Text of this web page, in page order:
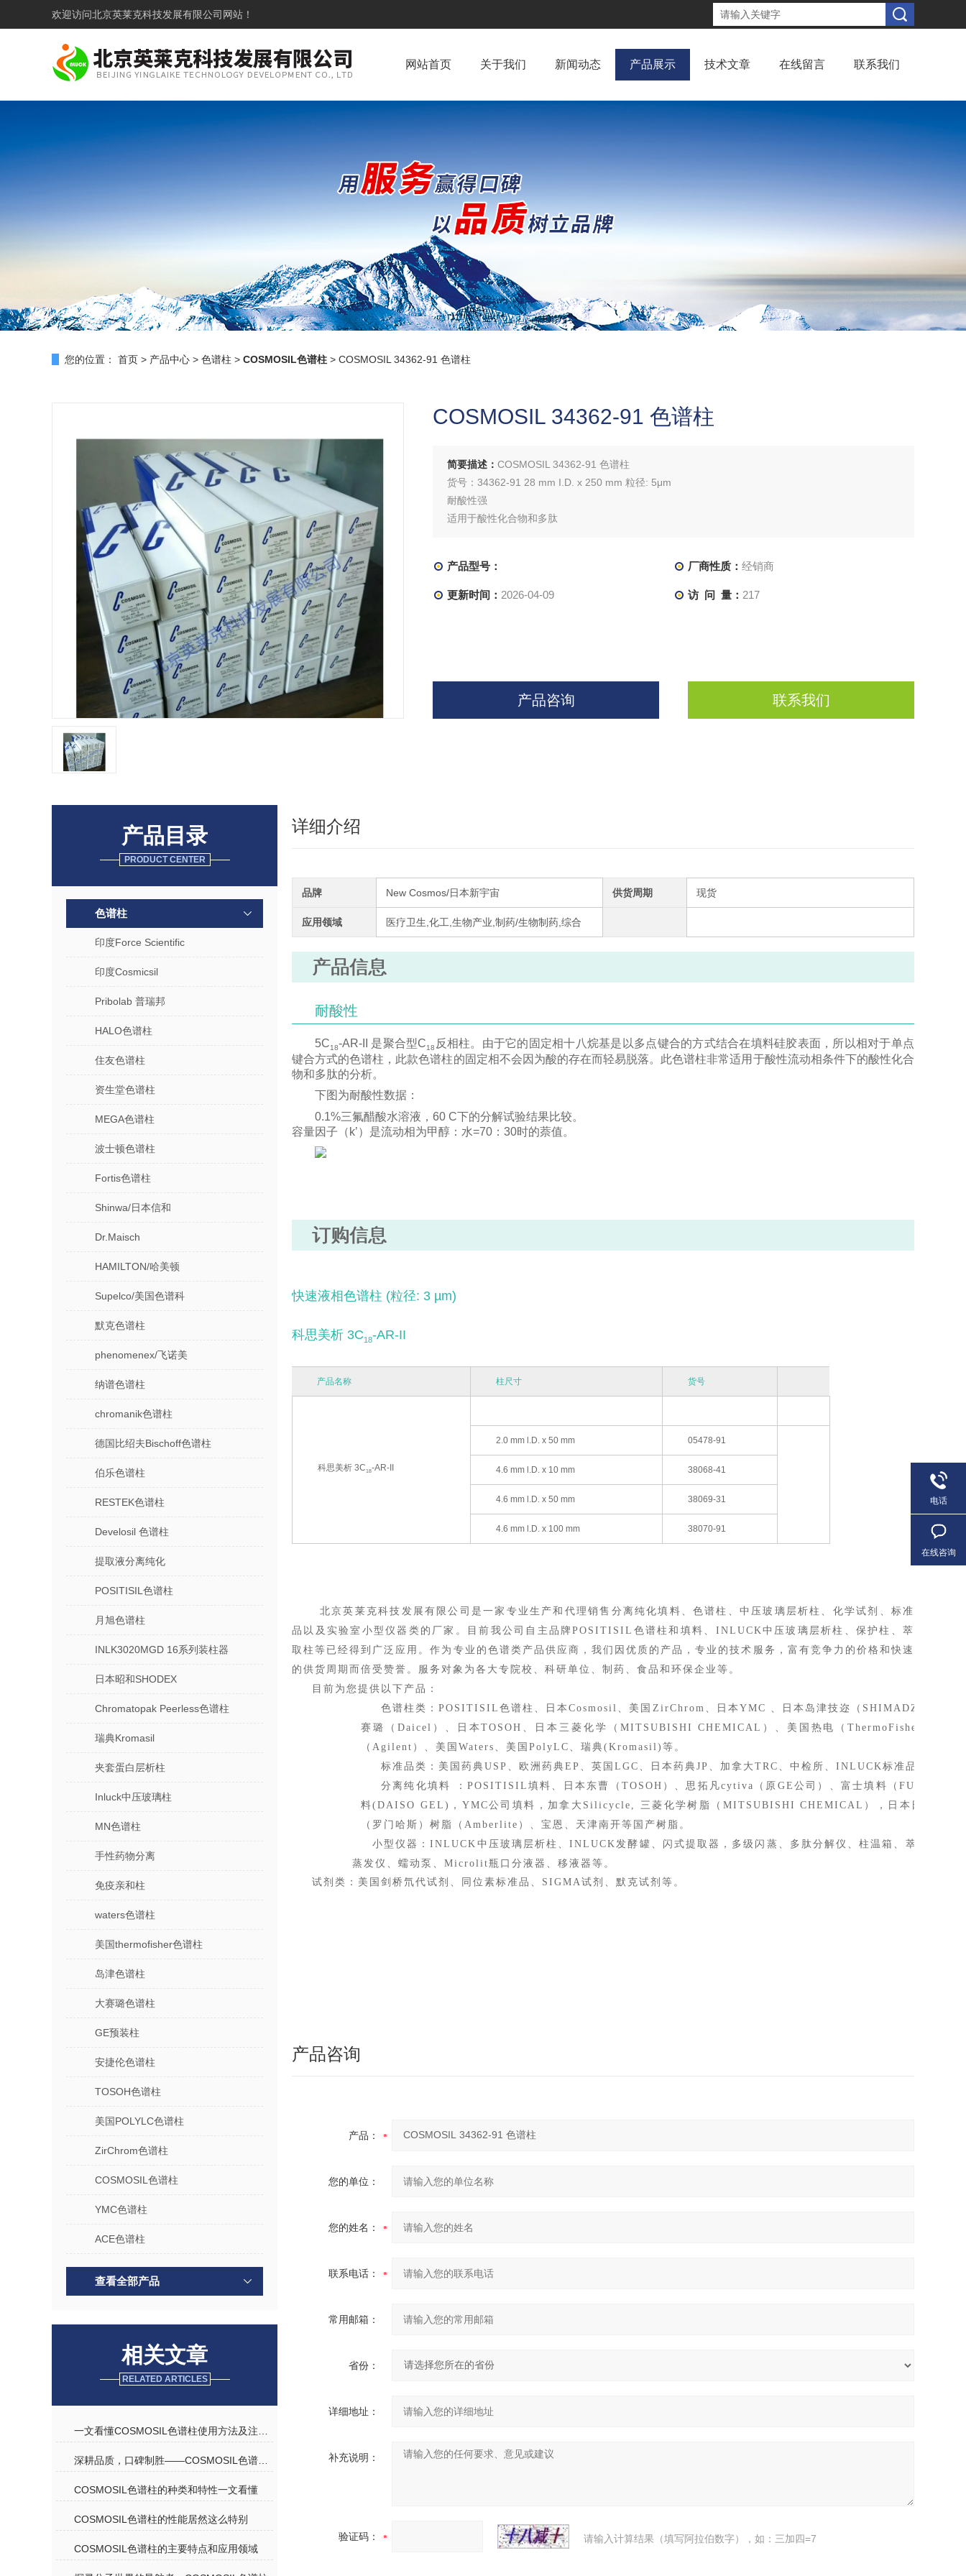
欢迎访问北京英莱克科技发展有限公司网站！
网站首页 关于我们 新闻动态 产品展示 技术文章 在线留言 联系我们
您的位置： 首页 > 产品中心 > 色谱柱 > COSMOSIL色谱柱 > COSMOSIL 34362-91 色谱柱
COSMOSIL 34362-91 色谱柱
简要描述： COSMOSIL 34362-91 色谱柱
货号：34362-91 28 mm I.D. x 250 mm 粒径: 5μm
耐酸性强
适用于酸性化合物和多肽
产品型号： 厂商性质： 经销商
更新时间： 2026-04-09 访 问 量： 217
产品咨询 联系我们
产品目录
PRODUCT CENTER
色谱柱
印度Force Scientific
印度Cosmicsil
Pribolab 普瑞邦
HALO色谱柱
住友色谱柱
资生堂色谱柱
MEGA色谱柱
波士顿色谱柱
Fortis色谱柱
Shinwa/日本信和
Dr.Maisch
HAMILTON/哈美顿
Supelco/美国色谱科
默克色谱柱
phenomenex/飞诺美
纳谱色谱柱
chromanik色谱柱
德国比绍夫Bischoff色谱柱
伯乐色谱柱
RESTEK色谱柱
Develosil 色谱柱
提取液分离纯化
POSITISIL色谱柱
月旭色谱柱
INLK3020MGD 16系列装柱器
日本昭和SHODEX
Chromatopak Peerless色谱柱
瑞典Kromasil
夹套蛋白层析柱
Inluck中压玻璃柱
MN色谱柱
手性药物分离
免疫亲和柱
waters色谱柱
美国thermofisher色谱柱
岛津色谱柱
大赛璐色谱柱
GE预装柱
安捷伦色谱柱
TOSOH色谱柱
美国POLYLC色谱柱
ZirChrom色谱柱
COSMOSIL色谱柱
YMC色谱柱
ACE色谱柱
查看全部产品
相关文章
RELATED ARTICLES
COSMOSIL色谱柱的种类和特性一文看懂
COSMOSIL色谱柱的性能居然这么特别
COSMOSIL色谱柱的主要特点和应用领域
详细介绍
品牌 New Cosmos/日本新宇宙 供货周期 现货
应用领域 医疗卫生,化工,生物产业,制药/生物制药,综合
产品信息
耐酸性
5C18-AR-II 是聚合型C18 反相柱。由于它的固定相十八烷基是以多点键合的方式结合在填料硅胶表面，所以相对于单点
键合方式的色谱柱，此款色谱柱的固定相不会因为酸的存在而轻易脱落。此色谱柱非常适用于酸性流动相条件下的酸性化合
物和多肽的分析。
下图为耐酸性数据：
0.1%三氟醋酸水溶液，60 C下的分解试验结果比较。
容量因子（k’）是流动相为甲醇：水=70：30时的萘值。
订购信息
快速液相色谱柱 (粒径: 3 µm)
科思美析 3C18-AR-II
产品名称 柱尺寸 货号
科思美析 3C18-AR-II
2.0 mm l.D. x 50 mm 05478-91
4.6 mm l.D. x 10 mm 38068-41
4.6 mm l.D. x 50 mm 38069-31
4.6 mm l.D. x 100 mm 38070-91
北京英莱克科技发展有限公司 是一家专业生产和代理销售分离纯化填料、色谱柱、中压玻璃层析柱、化学试剂、标准
品以及实验室小型仪器类的厂家。目前我公司自主品牌POSITISIL色谱柱和填料、INLUCK中压玻璃层析柱、保护柱、萃
取柱等已经得到广泛应用。作为专业的色谱类产品 供应商，我们因优质的产品，专业的技术服务，富有竞争力的价格和快速
的供货周期而倍受赞誉。
服务 对象为 各大专院校、科研单位、制药 食品和 环保企业 等 。
目前为您提供以下产品：
色谱柱类：POSITISIL色谱柱、 日本Cosmosil、 美国ZirChrom、 日本YMC 、 日本岛津技迩（SHIMADZU-GL）
赛璐（Daicel）、日本TOSOH
日本三菱化学（MITSUBISHI CHEMICAL）、美国热电 （ThermoFisher
（Agilent）、美国Waters 美国 PolyLC、 瑞典( Kromasil ) 等。
标准品类：美国药典USP
欧洲药典EP 英国LGC 日本药典JP 加拿大TRC 中检所
INLUCK标准品
分离纯化填料 ： POSITISIL填料、日本东曹（TOSOH）、思拓凡cytiva（原 GE公司 ）
、富士填料（FUJI）、大
料(DAISO GEL)，YMC公司填料，加拿大Silicycle, 三菱化学树脂（MITSUBISHI CHEMICAL），
日本 日本JNC，
（ 罗门哈斯 ） 树脂（Amberlite）、 宝恩、天津南开等 国产树脂。
小型仪器：INLUCK中压玻璃层析柱、INLUCK发酵罐、 闪式提取器，多级闪蒸、多肽分解仪、柱温箱、萃取仪、旋
蒸发仪、 蠕动泵、Microlit瓶口分液器、移液器等。
试剂类 ： 美国剑桥氘代试剂、同位素标准品、SIGMA试剂、默克试剂等。
产品咨询
产品：
您的单位：
您的姓名：
联系电话：
常用邮箱：
省份：
详细地址：
补充说明：
验证码： 请输入计算结果（填写阿拉伯数字），如：三加四=7
电话
在线咨询